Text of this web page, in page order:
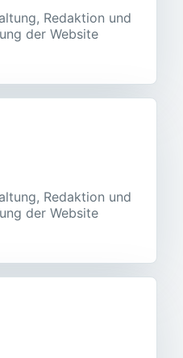
Redaktion und
der Website
Redaktion und
der Website